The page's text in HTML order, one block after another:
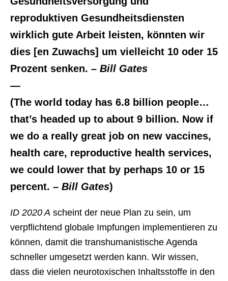
reproduktiven Gesundheitsdiensten
wirklich gute Arbeit leisten, könnten wir
dies [en Zuwachs] um vielleicht 10 oder 15
Prozent senken. – Bill Gates
—
(The world today has 6.8 billion people…
that’s headed up to about 9 billion. Now if
we do a really great job on new vaccines,
health care, reproductive health services,
we could lower that by perhaps 10 or 15
percent. – Bill Gates)
ID 2020 A scheint der neue Plan zu sein, um
verpflichtend globale Impfungen implementieren zu
können, damit die transhumanistische Agenda
schneller umgesetzt werden kann. Wir wissen,
dass die vielen neurotoxischen Inhaltsstoffe in den